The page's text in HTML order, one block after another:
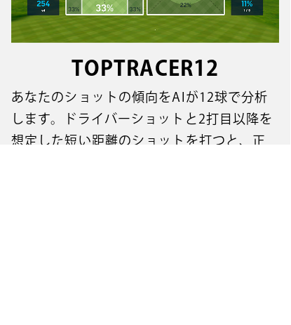
TOPTRACER12
あなたのショットの傾向をAIが12球で分析
します。ドライバーショットと2打目以降を
想定した短い距離のショットを打つと、正